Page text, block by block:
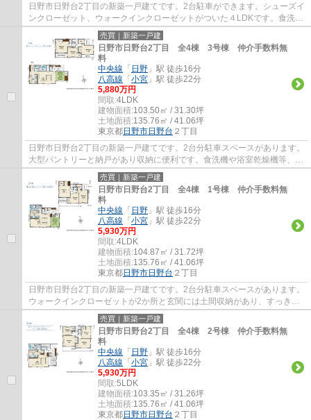
日野市日野台2丁目の新築一戸建てです。2台駐車ができます。シューズイ
ンクローゼット、ウォークインクローゼットがついた４LDKです。食洗機
や浴室乾燥機等、設備も充実しています。日...
売買｜新築一戸建
日野市日野台2丁目 全4棟 3号棟 仲介手数料無
料
中央線 「 日野 」駅 徒歩16分
八高線 「 小宮 」駅 徒歩22分
5,880万円
間取:4LDK
建物面積:103.50㎡ / 31.30坪
土地面積:135.76㎡ / 41.06坪
東京都日野市日野台 ２丁目
日野市日野台2丁目の新築一戸建てです。2台分駐車スペースがあります。
大型パントリーと納戸があり収納に便利です。食洗機や浴室乾燥機等、設
備も充実しています。日野市でお住まいを...
売買｜新築一戸建
日野市日野台2丁目 全4棟 1号棟 仲介手数料無
料
中央線 「 日野 」駅 徒歩16分
八高線 「 小宮 」駅 徒歩22分
5,930万円
間取:4LDK
建物面積:104.87㎡ / 31.72坪
土地面積:135.76㎡ / 41.06坪
東京都日野市日野台 ２丁目
日野市日野台2丁目の新築一戸建てです。2台分駐車スペースがあります。
ウォークインクローゼットが2か所と玄関には土間収納があり、すっきり
と暮らせます。食洗機や浴室乾燥機等、設備...
売買｜新築一戸建
日野市日野台2丁目 全4棟 2号棟 仲介手数料無
料
中央線 「 日野 」駅 徒歩16分
八高線 「 小宮 」駅 徒歩22分
5,930万円
間取:5LDK
建物面積:103.35㎡ / 31.26坪
土地面積:135.76㎡ / 41.06坪
東京都日野市日野台 ２丁目